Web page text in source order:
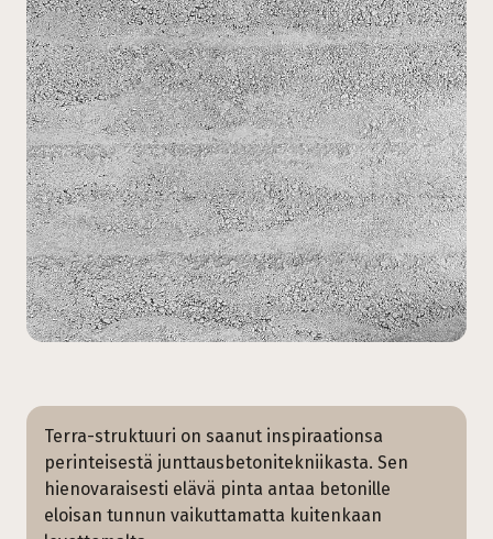
Terra-struktuuri on saanut inspiraationsa
perinteisestä junttausbetonitekniikasta. Sen
hienovaraisesti elävä pinta antaa betonille
eloisan tunnun vaikuttamatta kuitenkaan